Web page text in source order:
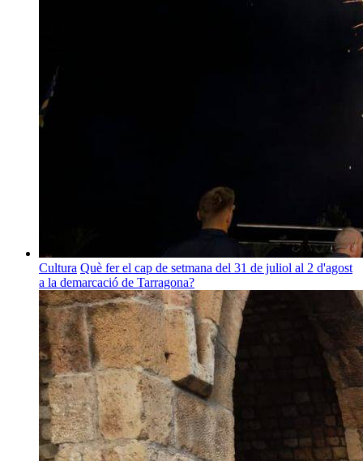
Cultura Què fer el cap de setmana del 31 de juliol al 2 d'agost
a la demarcació de Tarragona?